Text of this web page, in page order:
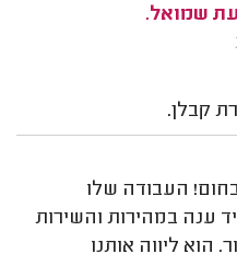
שמואל.
קבלן.
העבודה שלו
ענה במהירות והשירות
הוא ליווה אותנו